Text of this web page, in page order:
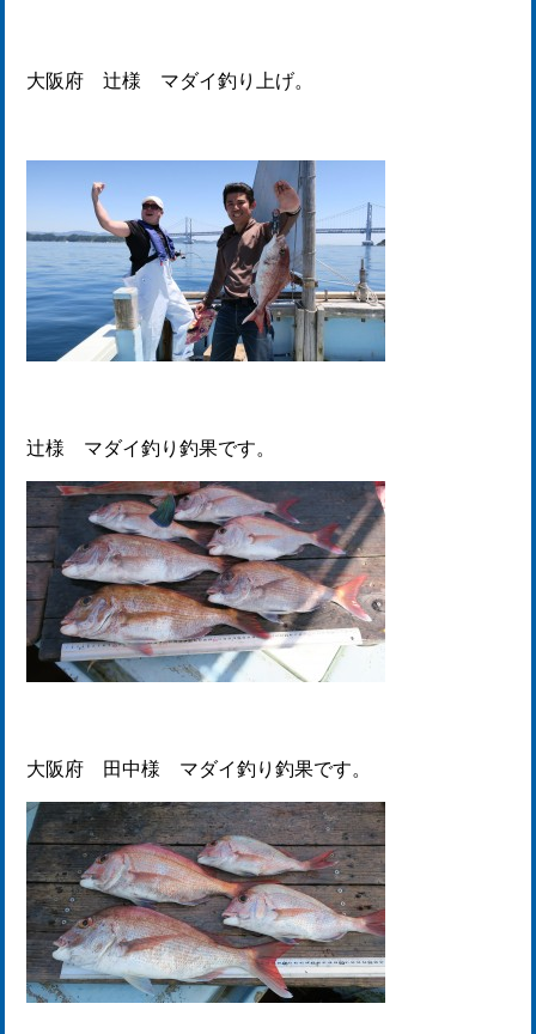
大阪府 辻様 マダイ釣り上げ。
辻様 マダイ釣り釣果です。
大阪府 田中様 マダイ釣り釣果です。